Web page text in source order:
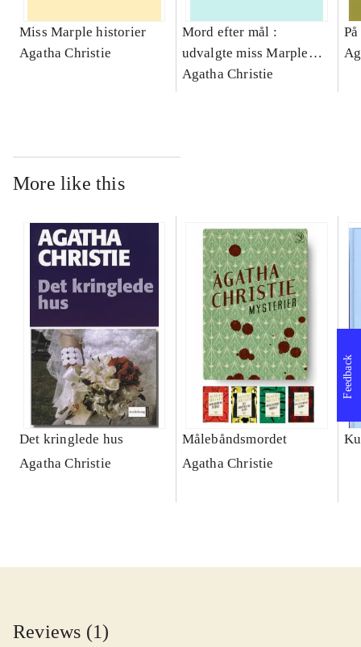
Miss Marple historier
Agatha Christie
Mord efter mål :
udvalgte miss Marple
historier
Agatha Christie
More like this
Det kringlede hus
Agatha Christie
Målebåndsmordet
Agatha Christie
Reviews (1)
Feedback